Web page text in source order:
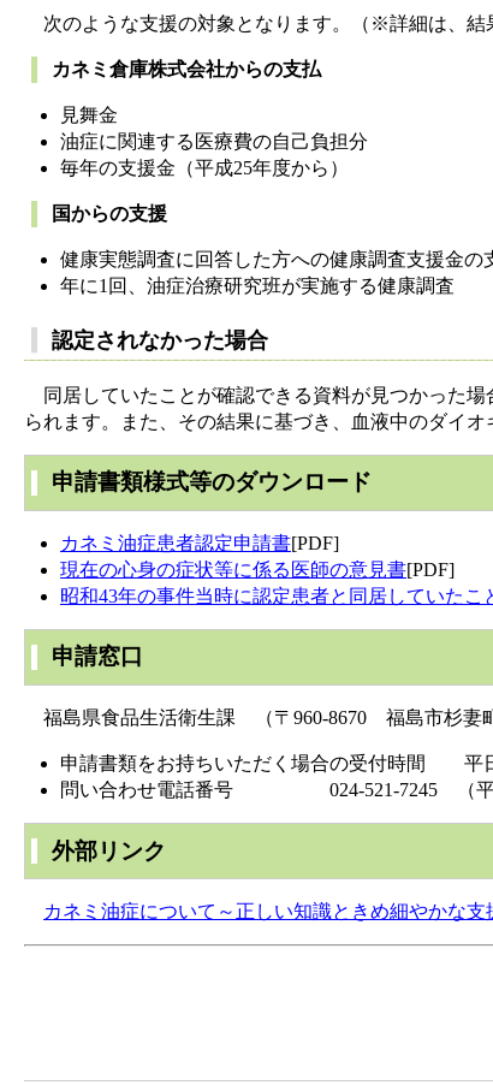
次のような支援の対象となります。（※詳細は、結
カネミ倉庫株式会社からの支払
見舞金
油症に関連する医療費の自己負担分
毎年の支援金（平成25年度から）
国からの支援
健康実態調査に回答した方への健康調査支援金の
年に1回、油症治療研究班が実施する健康調査
認定されなかった場合
同居していたことが確認できる資料が見つかった
られます。また、その結果に基づき、血液中のダイ
申請書類様式等のダウンロード
カネミ油症患者認定申請書[PDF]
現在の心身の症状等に係る医師の意見書[PDF]
昭和43年の事件当時に認定患者と同居していたこ
申請窓口
福島県食品生活衛生課 （〒960-8670 福島市杉妻町
申請書類をお持ちいただく場合の受付時間 平
問い合わせ電話番号 024-521-7245 （平日
外部リンク
カネミ油症について～正しい知識ときめ細やかな支